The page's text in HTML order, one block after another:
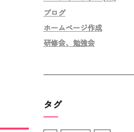
ブログ
ホームページ作成
研修会、勉強会
タグ